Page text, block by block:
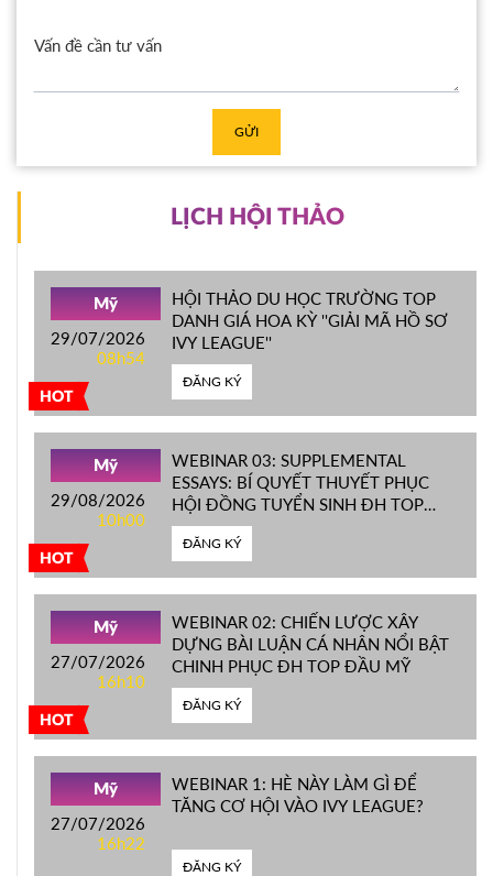
GỬI
LỊCH HỘI THẢO
HOT
Mỹ
29/07/2026
08h54
HỘI THẢO DU HỌC TRƯỜNG TOP
DANH GIÁ HOA KỲ ''GIẢI MÃ HỒ SƠ
IVY LEAGUE''
ĐĂNG KÝ
HOT
Mỹ
29/08/2026
10h00
WEBINAR 03: SUPPLEMENTAL
ESSAYS: BÍ QUYẾT THUYẾT PHỤC
HỘI ĐỒNG TUYỂN SINH ĐH TOP
ĐẦU MỸ
ĐĂNG KÝ
HOT
Mỹ
27/07/2026
16h10
WEBINAR 02: CHIẾN LƯỢC XÂY
DỰNG BÀI LUẬN CÁ NHÂN NỔI BẬT
CHINH PHỤC ĐH TOP ĐẦU MỸ
ĐĂNG KÝ
Mỹ
27/07/2026
16h22
WEBINAR 1: HÈ NÀY LÀM GÌ ĐỂ
TĂNG CƠ HỘI VÀO IVY LEAGUE?
ĐĂNG KÝ